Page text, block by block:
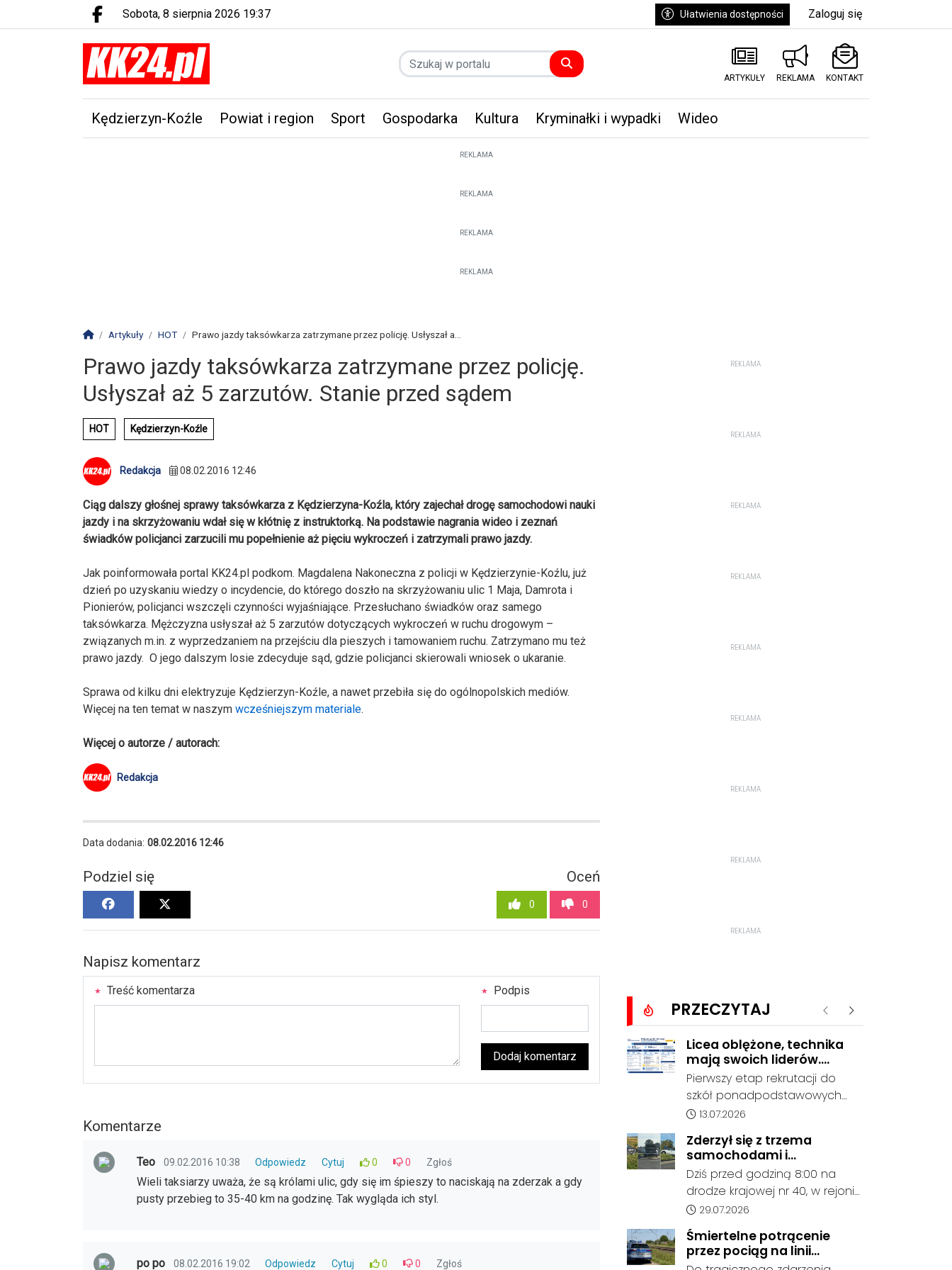
Facebook.com
sobota, 8 sierpnia 2026 19:37 Ułatwienia dostępności Zaloguj się
ARTYKUŁY REKLAMA KONTAKT
Kędzierzyn-Koźle Powiat i region Sport Gospodarka Kultura Kryminałki i wypadki Wideo
REKLAMA
REKLAMA
REKLAMA
REKLAMA
Strona główna
Artykuły HOT Prawo jazdy taksówkarza zatrzymane przez policję. Usłyszał a...
Prawo jazdy taksówkarza zatrzymane przez policję.
Usłyszał aż 5 zarzutów. Stanie przed sądem
HOT Kędzierzyn-Koźle
Redakcja 08.02.2016 12:46
Ciąg dalszy głośnej sprawy taksówkarza z Kędzierzyna-Koźla, który zajechał drogę samochodowi nauki
jazdy i na skrzyżowaniu wdał się w kłótnię z instruktorką. Na podstawie nagrania wideo i zeznań
świadków policjanci zarzucili mu popełnienie aż pięciu wykroczeń i zatrzymali prawo jazdy.
Jak poinformowała portal KK24.pl podkom. Magdalena Nakoneczna z policji w Kędzierzynie-Koźlu, już
dzień po uzyskaniu wiedzy o incydencie, do którego doszło na skrzyżowaniu ulic 1 Maja, Damrota i
Pionierów, policjanci wszczęli czynności wyjaśniające. Przesłuchano świadków oraz samego
taksówkarza. Mężczyzna usłyszał aż 5 zarzutów dotyczących wykroczeń w ruchu drogowym –
związanych m.in. z wyprzedzaniem na przejściu dla pieszych i tamowaniem ruchu. Zatrzymano mu też
prawo jazdy. O jego dalszym losie zdecyduje sąd, gdzie policjanci skierowali wniosek o ukaranie.
Sprawa od kilku dni elektryzuje Kędzierzyn-Koźle, a nawet przebiła się do ogólnopolskich mediów.
Więcej na ten temat w naszym wcześniejszym materiale.
Więcej o autorze / autorach:
Redakcja
Data dodania: 08.02.2016 12:46
Podziel się Oceń
0 0
Napisz komentarz
Treść komentarza Podpis
Dodaj komentarz
Komentarze
Teo 09.02.2016 10:38 Odpowiedz Cytuj 0 0 Zgłoś
Wieli taksiarzy uważa, że są królami ulic, gdy się im śpieszy to naciskają na zderzak a gdy
pusty przebieg to 35-40 km na godzinę. Tak wygląda ich styl.
po po 08.02.2016 19:02 Odpowiedz Cytuj 0 0 Zgłoś
REKLAMA
REKLAMA
REKLAMA
REKLAMA
REKLAMA
REKLAMA
REKLAMA
REKLAMA
REKLAMA
PRZECZYTAJ Poprzednie
Następne
Licea oblężone, technika
mają swoich liderów.
Znamy wstępne wyniki
rekrutacji do szkół w
powiecie
Pierwszy etap rekrutacji do
szkół ponadpodstawowych
prowadzonych przez Powiat
pokazuje coraz wyraźniejsze
preferencje tegorocznych
absolwentów szkół
podstawowych. Dane dotyczą
kandydatów, którzy wskazali
dany oddział jako pierwszy
wybór, dlatego nie stanowią
jeszcze ostatecznego wyniku
Data dodania artykułu:
13.07.2026
Zderzył się z trzema
samochodami i
kontynuował jazdę. Seria
kolizji na Drodze Krajowej
nr 40
Dziś przed godziną 8:00 na
drodze krajowej nr 40, w rejonie
ronda im. Witolda Pileckiego
oraz ronda w Reńskiej Wsi,
doszło do serii zdarzeń
drogowych z udziałem trzech
Data dodania artykułu:
29.07.2026
Śmiertelne potrącenie
przez pociąg na linii
Kędzierzyn-Koźle - Gliwice.